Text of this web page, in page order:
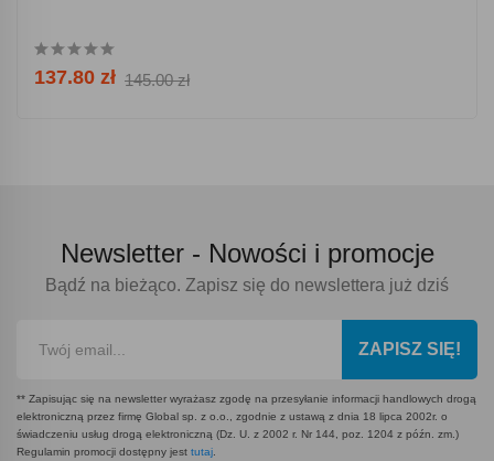
137.80 zł 145.00 zł
Newsletter - Nowości i promocje
Bądź na bieżąco. Zapisz się do newslettera już dziś
ZAPISZ SIĘ!
** Zapisując się na newsletter wyrażasz zgodę na przesyłanie informacji handlowych drogą
elektroniczną przez firmę Global sp. z o.o., zgodnie z ustawą z dnia 18 lipca 2002r. o
świadczeniu usług drogą elektroniczną (Dz. U. z 2002 r. Nr 144, poz. 1204 z późn. zm.)
Regulamin promocji dostępny jest tutaj